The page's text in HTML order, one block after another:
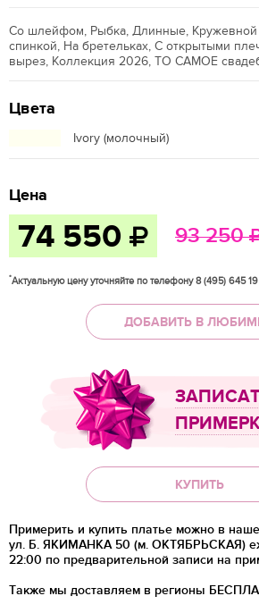
Со шлейфом, Рыбка, Длинные, Кружевной
спинкой, На бретельках, С открытыми
вырез, Коллекция 2026, ТО САМОЕ
Цвета
Ivory (молочный)
Цена
74 550 93 250
*Актуальную цену уточняйте по телефону 8 (495) 645
ДОБАВИТЬ В
КУПИТЬ
Примерить и купить платье можно в
ул. Б. ЯКИМАНКА 50 (м. ОКТЯБРЬСКАЯ)
22:00 по предварительной записи на
Также мы доставляем в регионы